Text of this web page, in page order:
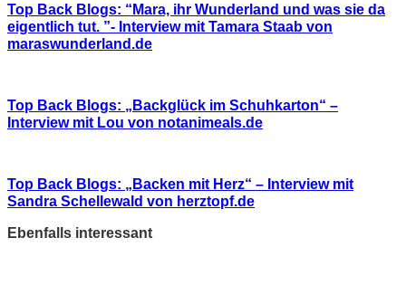
Top Back Blogs: “Mara, ihr Wunderland und was sie da
eigentlich tut. ”- Interview mit Tamara Staab von
maraswunderland.de
Top Back Blogs: „Backglück im Schuhkarton“ –
Interview mit Lou von notanimeals.de
Top Back Blogs: „Backen mit Herz“ – Interview mit
Sandra Schellewald von herztopf.de
Ebenfalls interessant